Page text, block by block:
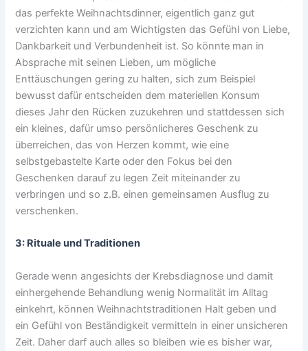
das perfekte Weihnachtsdinner, eigentlich ganz gut
verzichten kann und am Wichtigsten das Gefühl von Liebe,
Dankbarkeit und Verbundenheit ist. So könnte man in
Absprache mit seinen Lieben, um mögliche
Enttäuschungen gering zu halten, sich zum Beispiel
bewusst dafür entscheiden dem materiellen Konsum
dieses Jahr den Rücken zuzukehren und stattdessen sich
ein kleines, dafür umso persönlicheres Geschenk zu
überreichen, das von Herzen kommt, wie eine
selbstgebastelte Karte oder den Fokus bei den
Geschenken darauf zu legen Zeit miteinander zu
verbringen und so z.B. einen gemeinsamen Ausflug zu
verschenken.
3: Rituale und Traditionen
Gerade wenn angesichts der Krebsdiagnose und damit
einhergehende Behandlung wenig Normalität im Alltag
einkehrt, können Weihnachtstraditionen Halt geben und
ein Gefühl von Beständigkeit vermitteln in einer unsicheren
Zeit. Daher darf auch alles so bleiben wie es bisher war,